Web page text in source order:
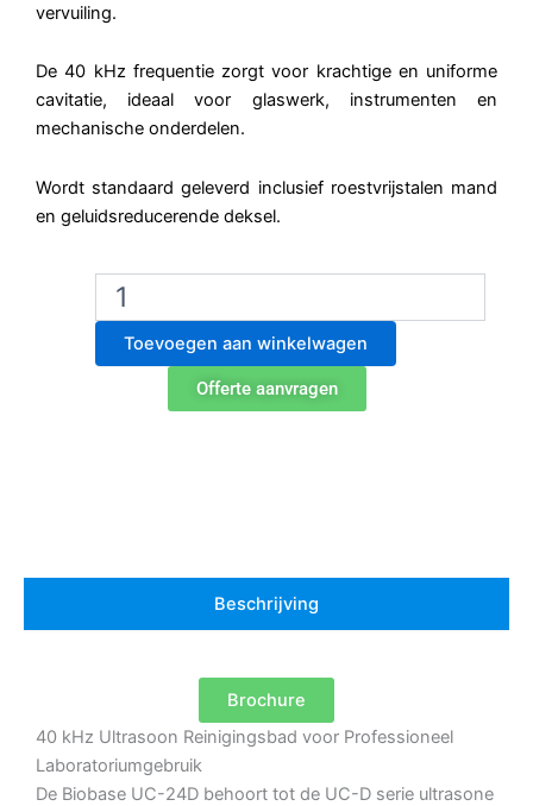
vervuiling.
De 40 kHz frequentie zorgt voor krachtige en uniforme
cavitatie, ideaal voor glaswerk, instrumenten en
mechanische onderdelen.
Wordt standaard geleverd inclusief roestvrijstalen mand
en geluidsreducerende deksel.
Biobase
UC-
24D
Ultrasoon
Toevoegen aan winkelwagen
Offerte aanvragen
Beschrijving
Brochure
40 kHz Ultrasoon Reinigingsbad voor Professioneel
Laboratoriumgebruik
De Biobase UC-24D behoort tot de UC-D serie ultrasone